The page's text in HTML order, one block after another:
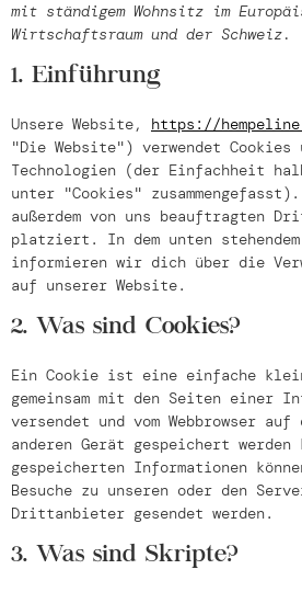
mit ständigem Wohnsitz im
Wirtschaftsraum und der Schweiz.
1. Einführung
Unsere Website, https://
"Die Website") verwendet Cookies
Technologien (der Einfachheit
unter "Cookies"
außerdem von uns beauftragten
platziert. In dem unten stehendem
informieren wir dich über die
auf unserer Website.
2. Was sind Cookies?
Ein Cookie ist eine einfache
gemeinsam mit den Seiten einer
versendet und vom Webbrowser auf
anderen Gerät gespeichert
gespeicherten Informationen
Besuche zu unseren oder den
Drittanbieter gesendet werden.
3. Was sind Skripte?